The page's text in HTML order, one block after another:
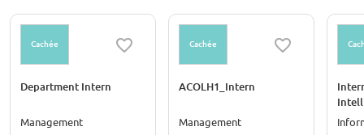
Cachée
Department Intern
Management
Cachée
ACOLH1_Intern
Management